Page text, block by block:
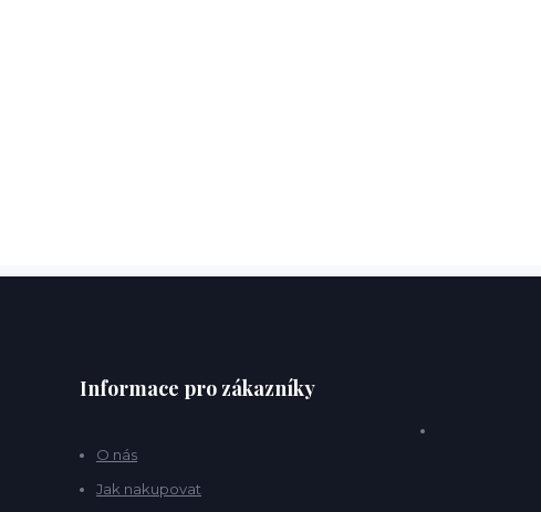
Informace pro zákazníky
O nás
Jak nakupovat